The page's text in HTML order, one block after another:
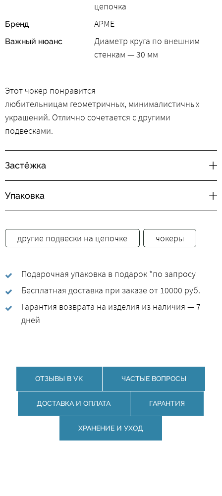
цепочка
Бренд АРМЕ
Важный нюанс
Диаметр круга по внешним
стенкам — 30 мм
Этот чокер понравится
любительницам геометричных, минималистичных
украшений. Отлично сочетается с другими
подвесками.
Застёжка
Упаковка
другие подвески на цепочке чокеры
Подарочная упаковка в подарок *по запросу
Бесплатная доставка при заказе от 10000 руб.
Гарантия возврата на изделия из наличия — 7
дней
ОТЗЫВЫ В VK ЧАСТЫЕ ВОПРОСЫ
ДОСТАВКА И ОПЛАТА ГАРАНТИЯ
ХРАНЕНИЕ И УХОД